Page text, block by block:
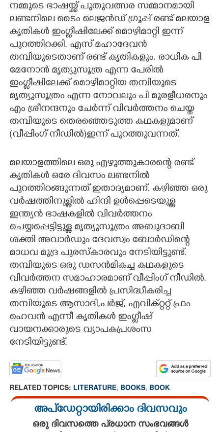
CARTOONS
LITERATURE
CONTACT US
നമ്മുടെ ഭാഷയ്ക്ക് പുതുവത്സര സമ്മാനമായി
ലണ്ടനിലെ ടൈം ലെജൻഡ് ഗ്രൂപ്പ് രണ്ട് മലയാള
കൃതികൾ ഇംഗ്ലീഷിലേക്ക് മൊഴിമാറ്റി ഇന്ന്
പുറത്തിറക്കി. എസ് മഹാദേവൻ
തമ്പിയുടെതാണ് രണ്ട് കൃതികളും. രാധിക പി
മേനോൻ മൃത്യുസൂത്ര എന്ന പേരിൽ
ഇംഗ്ലീഷിലേക്ക് മൊഴിമാറ്റിയ തമ്പിയുടെ
മൃത്യുസൂത്രം എന്ന നോവലും പി മുരളീധരനും
എം ശ്രീനന്ദനും ചേർന്ന് വിവർത്തനം ചെയ്ത
തമ്പിയുടെ തെരഞ്ഞെടുത്ത കഥകളുമാണ്
(വീപ്പിംഗ് നീഡിൽ)ഇന്ന് പുറത്തുവന്നത്.
മലയാളത്തിലെ ഒരു എഴുത്തുകാരന്റെ രണ്ട്
കൃതികൾ ഒരേ ദിവസം ലണ്ടനിൽ
പുറത്തിറങ്ങുന്നത് ഇതാദ്യമാണ്. കഴിഞ്ഞ ഒരു
വർഷത്തിനുള്ളിൽ ഹിന്ദി ഉൾപ്പെടെയുള്ള
ഇന്ത്യൻ ഭാഷകളിൽ വിവർത്തനം
ചെയ്യപ്പെട്ടിട്ടുള്ള മൃത്യുസൂത്രം അബുദാബി
ശക്തി അവാർഡും ദേവസ്വം ബോർഡിന്റെ
മാധവ മുദ്ര പുരസ്കാരവും നേടിയിട്ടുണ്ട്.
തമ്പിയുടെ ഒരു ഡസൻമികച്ച കഥകളുടെ
വിവർത്തന സമാഹാരമാണ് വീപ്പിംഗ് നീഡിൽ.
കഴിഞ്ഞ വർഷങ്ങളിൽ പ്രസിദ്ധീകരിച്ച
തമ്പിയുടെ ആസാദി,പർജ്, എവിക്റ്ററ്റ് ഫ്രം
ഹെവൻ എന്നീ കൃതികൾ ഇംഗ്ലീഷ്
വായനക്കാരുടെ വ്യാപകപ്രശംസ
നേടിയിട്ടുണ്ട്.
RELATED TOPICS: LITERATURE, BOOKS, BOOK
അപ്ഡേറ്റായിരിക്കാം ദിവസവും
ഒരു ദിവസത്തെ പ്രധാന സംഭവങ്ങൾ